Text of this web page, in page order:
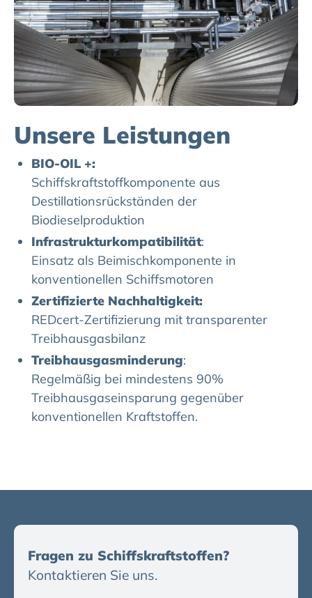
Unsere Leistungen
BIO-OIL +:
Schiffskraftstoffkomponente aus
Destillationsrückständen der
Biodieselproduktion
Infrastrukturkompatibilität:
Einsatz als Beimischkomponente in
konventionellen Schiffsmotoren
Zertifizierte Nachhaltigkeit:
REDcert-Zertifizierung mit transparenter
Treibhausgasbilanz
Treibhausgasminderung:
Regelmäßig bei mindestens 90%
Treibhausgaseinsparung gegenüber
konventionellen Kraftstoffen.
Fragen zu Schiffskraftstoffen?
Kontaktieren Sie uns.